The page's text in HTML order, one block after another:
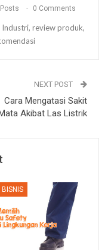
0 Comments
review produk,
NEXT POST
Cara Mengatasi Sakit
Akibat Las Listrik
BISNIS